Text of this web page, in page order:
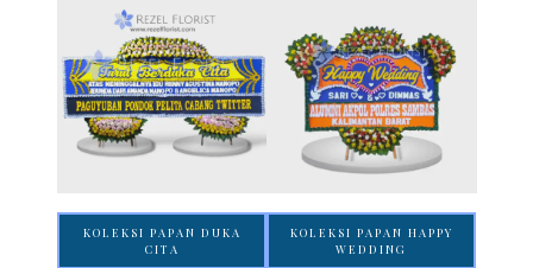
KOLEKSI PAPAN DUKA
CITA
KOLEKSI PAPAN HAPPY
WEDDING